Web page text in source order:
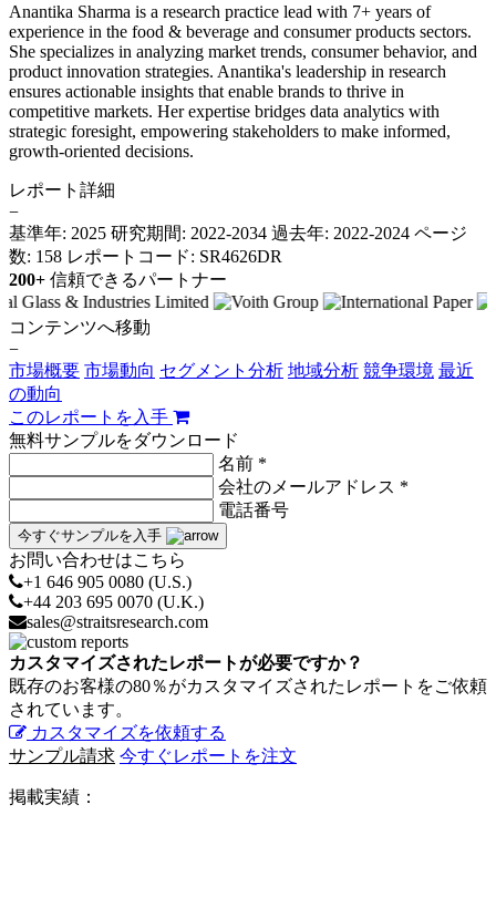
Anantika Sharma is a research practice lead with 7+ years of
experience in the food & beverage and consumer products sectors.
She specializes in analyzing market trends, consumer behavior, and
product innovation strategies. Anantika's leadership in research
ensures actionable insights that enable brands to thrive in
competitive markets. Her expertise bridges data analytics with
strategic foresight, empowering stakeholders to make informed,
growth-oriented decisions.
レポート詳細
−
基準年: 2025 研究期間: 2022-2034 過去年: 2022-2024 ページ
数: 158 レポートコード: SR4626DR
200+ 信頼できるパートナー
コンテンツへ移動
−
市場概要 市場動向 セグメント分析 地域分析 競争環境 最近
の動向
このレポートを入手
無料サンプルをダウンロード
名前 *
会社のメールアドレス *
電話番号
今すぐサンプルを入手
お問い合わせはこちら
+1 646 905 0080 (U.S.)
+44 203 695 0070 (U.K.)
sales@straitsresearch.com
カスタマイズされたレポートが必要ですか？
既存のお客様の80％がカスタマイズされたレポートをご依頼
されています。
カスタマイズを依頼する
サンプル請求 今すぐレポートを注文
掲載実績：